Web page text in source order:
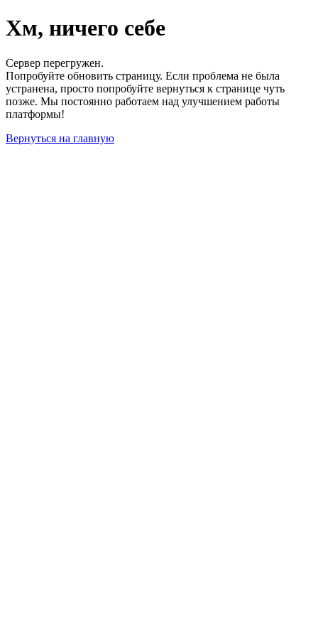
Хм, ничего себе
Сервер перегружен.
Попробуйте обновить страницу. Если проблема не была
устранена, просто попробуйте вернуться к странице чуть
позже. Мы постоянно работаем над улучшением работы
платформы!
Вернуться на главную